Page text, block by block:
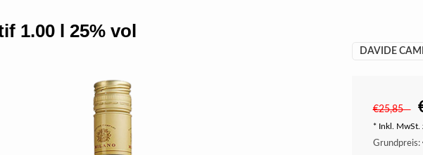
1.00 l 25% vol
DAVIDE
€25,85
* Inkl. MwSt.